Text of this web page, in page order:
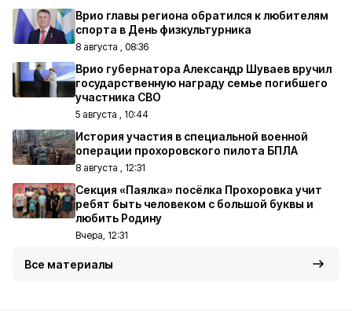
Врио главы региона обратился к любителям
спорта в День физкультурника
8 августа , 08:36
Врио губернатора Александр Шуваев вручил
государственную награду семье погибшего
участника СВО
5 августа , 10:44
История участия в специальной военной
операции прохоровского пилота БПЛА
8 августа , 12:31
Секция «Паялка» посёлка Прохоровка учит
ребят быть человеком с большой буквы и
любить Родину
Вчера, 12:31
Все материалы